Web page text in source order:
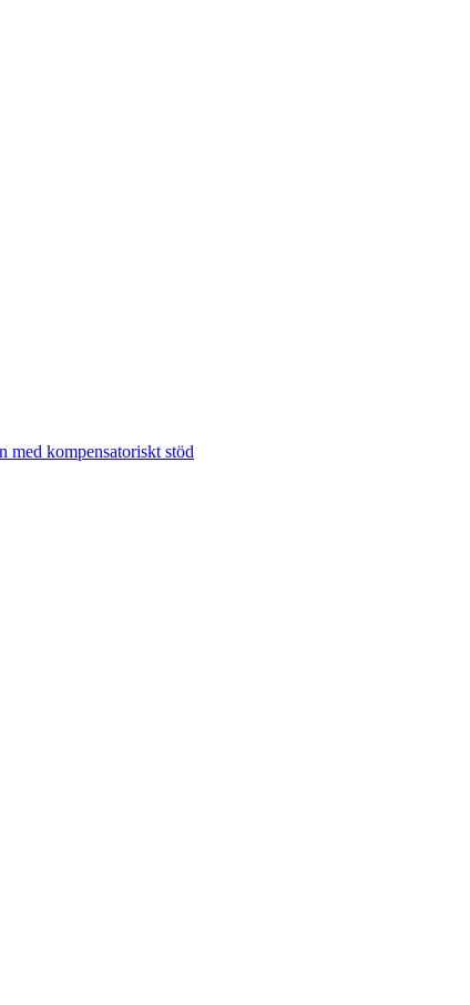
med kompensatoriskt stöd